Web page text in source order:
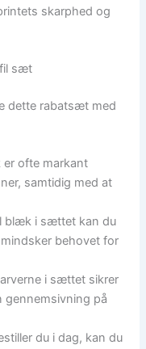
skarphed og
sæt
dette rabatsæt med
ofte markant
samtidig med at
blæk i sættet kan du
behovet for
i sættet sikrer
gennemsivning på
du i dag, kan du